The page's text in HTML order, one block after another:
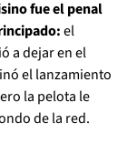
fue el penal
el
a dejar en el
el lanzamiento
la pelota le
de la red.